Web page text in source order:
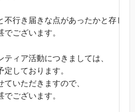
不行き届きな点があったかと存じま
でございます。
ティア活動につきましては、
しております。
いただきますので、
でございます。